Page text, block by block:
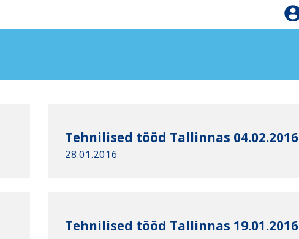
Tehnilised tööd Tallinnas 04.02.2016
28.01.2016
Tehnilised tööd Tallinnas 19.01.2016